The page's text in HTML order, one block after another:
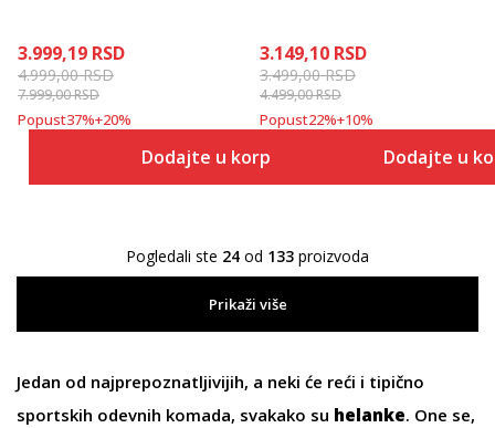
3.999,19 RSD
4.999,00RSD
7.999,00RSD
Popust37%+20%
Dodajte u korpu
3.149,10 RSD
3.499,00RSD
4.499,00RSD
Popust22%+10%
Dodajte u
Pogledali ste 24 od 133 proizvoda
Prikaži više
Jedan od najprepoznatljivijih, a neki će reći i tipično
sportskih odevnih komada, svakako su helanke. One se,